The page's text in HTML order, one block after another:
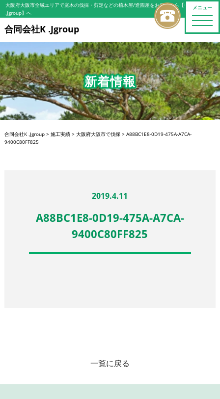
メニュー
toggle
大阪府大阪市全域エリアで庭木の伐採・剪定などの植木屋/造園屋をお探しなら【合同会社K
.Jgroup】へ
合同会社K .Jgroup
新着情報
合同会社K .Jgroup> 施工実績> 大阪府大阪市で伐採> A88BC1E8-0D19-475A-A7CA-
9400C80FF825
2019.4.11
A88BC1E8-0D19-475A-A7CA-
9400C80FF825
一覧に戻る